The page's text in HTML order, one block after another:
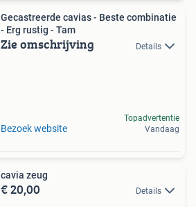
Gecastreerde cavias - Beste combinatie
- Erg rustig - Tam
Zie omschrijving Details
Bezoek website
Topadvertentie
Vandaag
cavia zeug
€ 20,00 Details